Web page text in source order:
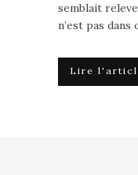
semblait
n’est pas dans
Lire